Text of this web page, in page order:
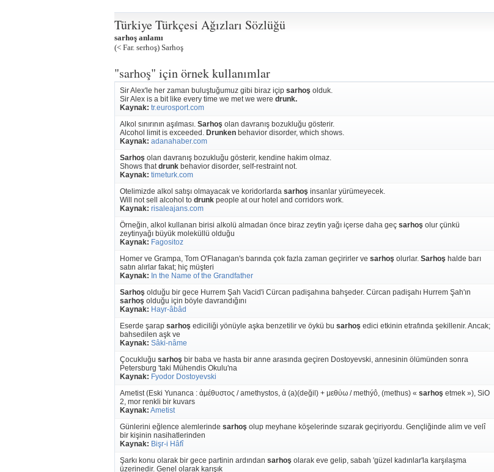
Türkiye Türkçesi Ağızları Sözlüğü
sarhoş anlamı
(< Far. serhoş) Sarhoş
"sarhoş" için örnek kullanımlar
Sir Alex'le her zaman buluştuğumuz gibi biraz içip sarhoş olduk.
Sir Alex is a bit like every time we met we were drunk.
Kaynak: tr.eurosport.com
Alkol sınırının aşılması. Sarhoş olan davranış bozukluğu gösterir.
Alcohol limit is exceeded. Drunken behavior disorder, which shows.
Kaynak: adanahaber.com
Sarhoş olan davranış bozukluğu gösterir, kendine hakim olmaz.
Shows thatdrunk behavior disorder, self-restraint not.
Kaynak: timeturk.com
Otelimizde alkol satışı olmayacak ve koridorlarda sarhoş insanlar yürümeyecek.
Will not sell alcohol to drunk people at our hotel and corridors work.
Kaynak: risaleajans.com
Örneğin, alkol kullanan birisi alkolü almadan önce biraz zeytin yağı içerse daha geç sarhoş olur çünkü
zeytinyağı büyük moleküllü olduğu
Kaynak: Fagositoz
Homer ve Grampa, Tom O'Flanagan's barında çok fazla zaman geçirirler ve sarhoş olurlar. Sarhoş halde barı
satın alırlar fakat; hiç müşteri
Kaynak: In the Name of the Grandfather
Sarhoş olduğu bir gece Hurrem Şah Vacid'i Cürcan padişahına bahşeder. Cürcan padişahı Hurrem Şah'ın
sarhoş olduğu için böyle davrandığını
Kaynak: Hayr-âbâd
Eserde şarap sarhoş ediciliği yönüyle aşka benzetilir ve öykü bu sarhoş edici etkinin etrafında şekillenir. Ancak;
bahsedilen aşk ve
Kaynak: Sâki-nâme
Çocukluğu sarhoş bir baba ve hasta bir anne arasında geçiren Dostoyevski, annesinin ölümünden sonra
Petersburg 'taki Mühendis Okulu'na
Kaynak: Fyodor Dostoyevski
Ametist (Eski Yunanca : ἀμέθυστος / amethystos, ἀ (a)(değil) + μεθὐω / methýô, (methus) « sarhoş etmek »), SiO
2, mor renkli bir kuvars
Kaynak: Ametist
Günlerini eğlence alemlerinde sarhoş olup meyhane köşelerinde sızarak geçiriyordu. Gençliğinde alim ve velî
bir kişinin nasihatlerinden
Kaynak: Bişr-i Hâfî
Şarkı konu olarak bir gece partinin ardından sarhoş olarak eve gelip, sabah 'güzel kadınlar'la karşılaşma
üzerinedir. Genel olarak karışık